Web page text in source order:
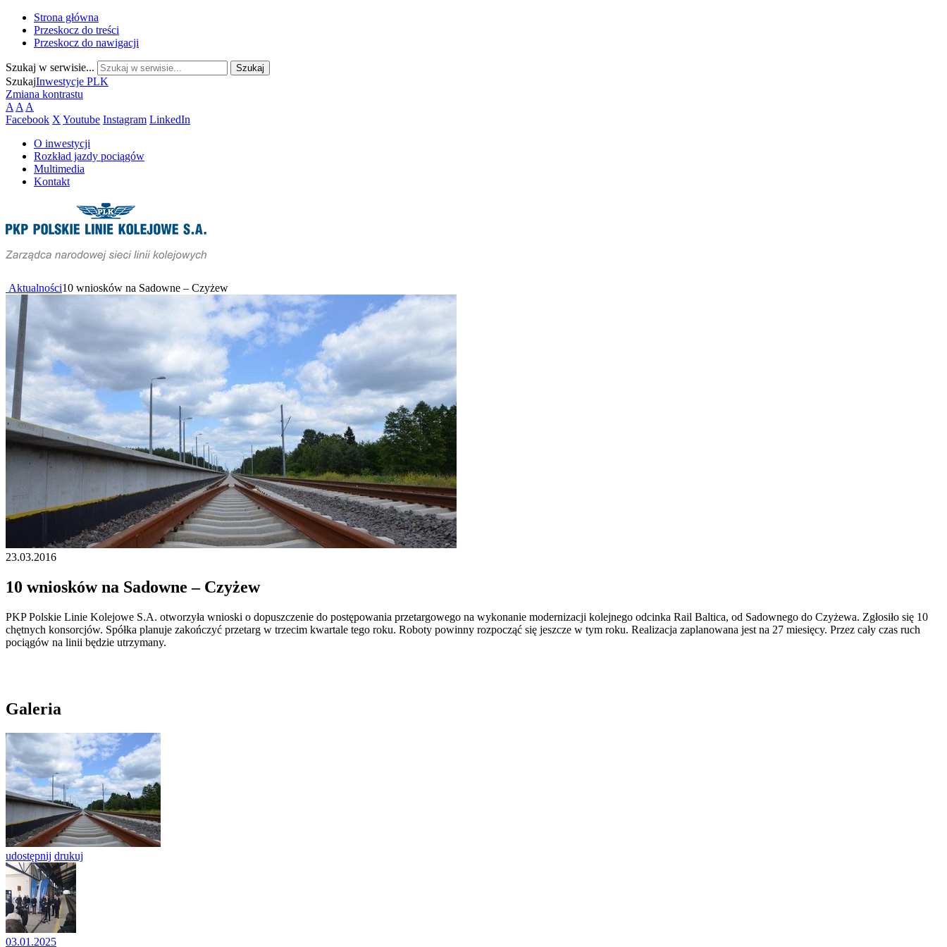
Strona główna
Przeskocz do treści
Przeskocz do nawigacji
Szukaj w serwisie...
SzukajInwestycje PLK
Zmiana kontrastu
A A A
Facebook X Youtube Instagram LinkedIn
O inwestycji
Rozkład jazdy pociągów
Multimedia
Kontakt
Aktualności10 wniosków na Sadowne – Czyżew
23.03.2016
10 wniosków na Sadowne – Czyżew
PKP Polskie Linie Kolejowe S.A. otworzyła wnioski o dopuszczenie do postępowania przetargowego na wykonanie modernizacji kolejnego odcinka Rail Baltica, od Sadownego do Czyżewa. Zgłosiło się 10
chętnych konsorcjów. Spółka planuje zakończyć przetarg w trzecim kwartale tego roku. Roboty powinny rozpocząć się jeszcze w tym roku. Realizacja zaplanowana jest na 27 miesięcy. Przez cały czas ruch
pociągów na linii będzie utrzymany.
Galeria
udostępnij drukuj
03.01.2025